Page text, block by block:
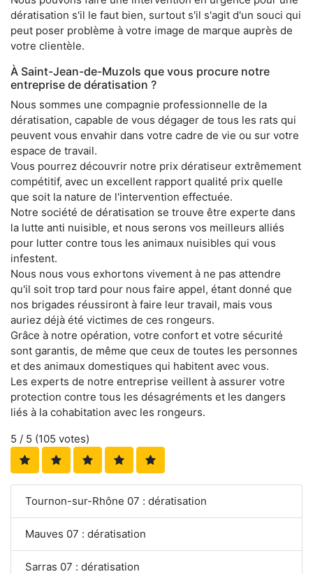
dératisation s'il le faut bien, surtout s'il s'agit d'un souci qui
peut poser problème à votre image de marque auprès de
votre clientèle.
À Saint-Jean-de-Muzols que vous procure notre
entreprise de dératisation ?
Nous sommes une compagnie professionnelle de la
dératisation, capable de vous dégager de tous les rats qui
peuvent vous envahir dans votre cadre de vie ou sur votre
espace de travail.
Vous pourrez découvrir notre prix dératiseur extrêmement
compétitif, avec un excellent rapport qualité prix quelle
que soit la nature de l'intervention effectuée.
Notre société de dératisation se trouve être experte dans
la lutte anti nuisible, et nous serons vos meilleurs alliés
pour lutter contre tous les animaux nuisibles qui vous
infestent.
Nous nous vous exhortons vivement à ne pas attendre
qu'il soit trop tard pour nous faire appel, étant donné que
nos brigades réussiront à faire leur travail, mais vous
auriez déjà été victimes de ces rongeurs.
Grâce à notre opération, votre confort et votre sécurité
sont garantis, de même que ceux de toutes les personnes
et des animaux domestiques qui habitent avec vous.
Les experts de notre entreprise veillent à assurer votre
protection contre tous les désagréments et les dangers
liés à la cohabitation avec les rongeurs.
5 / 5 (105 votes)
Tournon-sur-Rhône 07 : dératisation
Mauves 07 : dératisation
Sarras 07 : dératisation